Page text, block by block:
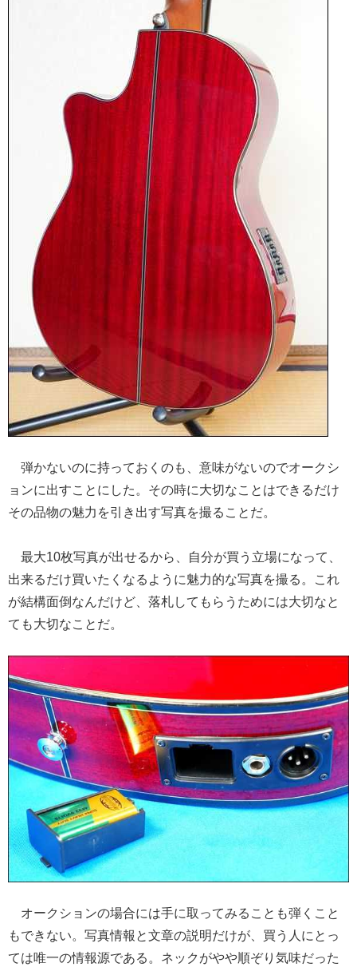
弾かないのに持っておくのも、意味がないのでオークシ
ョンに出すことにした。その時に大切なことはできるだけ
その品物の魅力を引き出す写真を撮ることだ。
最大10枚写真が出せるから、自分が買う立場になって、
出来るだけ買いたくなるように魅力的な写真を撮る。これ
が結構面倒なんだけど、落札してもらうためには大切なと
ても大切なことだ。
オークションの場合には手に取ってみることも弾くこと
もできない。写真情報と文章の説明だけが、買う人にとっ
ては唯一の情報源である。 ネックがやや順ぞり気味だった